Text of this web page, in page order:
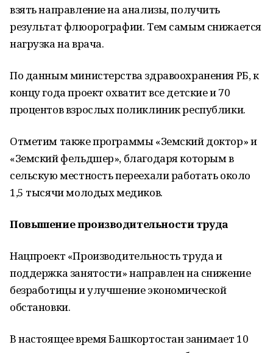
взять направление на анализы, получить
результат флюорографии. Тем самым снижается
нагрузка на врача.
По данным министерства здравоохранения РБ, к
концу года проект охватит все детские и 70
процентов взрослых поликлиник республики.
Отметим также программы «Земский доктор» и
«Земский фельдшер», благодаря которым в
сельскую местность переехали работать около
1,5 тысячи молодых медиков.
Повышение производительности труда
Нацпроект «Производительность труда и
поддержка занятости» направлен на снижение
безработицы и улучшение экономической
обстановки.
В настоящее время Башкортостан занимает 10